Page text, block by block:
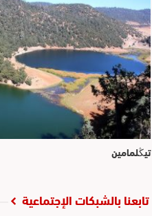
تيڭلمامين
تابعنا بالشبكات الإجتماعية